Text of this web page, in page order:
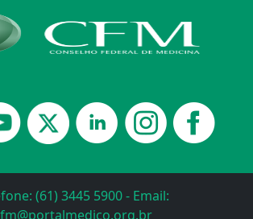
(61) 3445 5900 - Email: